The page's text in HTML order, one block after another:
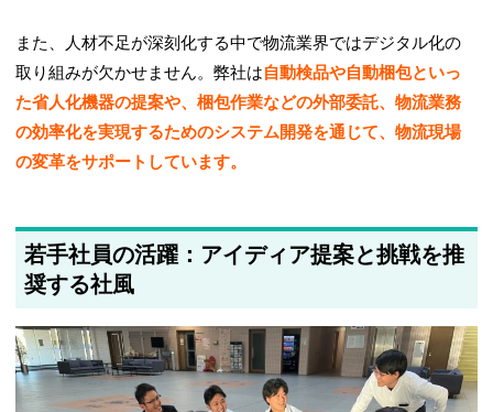
また、人材不足が深刻化する中で物流業界ではデジタル化の
取り組みが欠かせません。弊社は自動検品や自動梱包といっ
た省人化機器の提案や、梱包作業などの外部委託、物流業務
の効率化を実現するためのシステム開発を通じて、物流現場
の変革をサポートしています。
若手社員の活躍：アイディア提案と挑戦を推
奨する社風